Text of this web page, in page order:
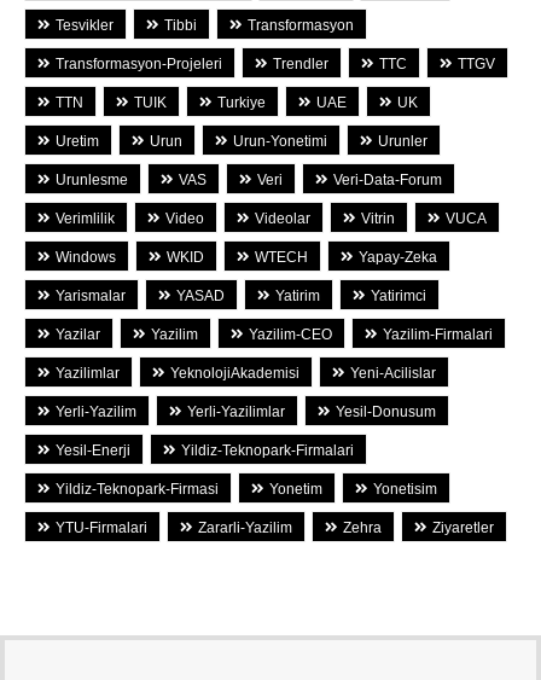
Tesvikler Tibbi Transformasyon
Transformasyon-Projeleri Trendler TTC TTGV
TTN TUIK Turkiye UAE UK
Uretim Urun Urun-Yonetimi Urunler
Urunlesme VAS Veri Veri-Data-Forum
Verimlilik Video Videolar Vitrin VUCA
Windows WKID WTECH Yapay-Zeka
Yarismalar YASAD Yatirim Yatirimci
Yazilar Yazilim Yazilim-CEO Yazilim-Firmalari
Yazilimlar YeknolojiAkademisi Yeni-Acilislar
Yerli-Yazilim Yerli-Yazilimlar Yesil-Donusum
Yesil-Enerji Yildiz-Teknopark-Firmalari
Yildiz-Teknopark-Firmasi Yonetim Yonetisim
YTU-Firmalari Zararli-Yazilim Zehra Ziyaretler